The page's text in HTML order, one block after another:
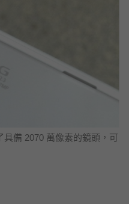
備 2070 萬像素的鏡頭，可